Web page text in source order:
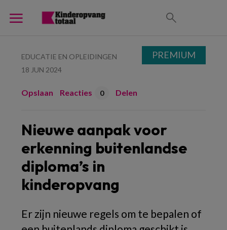
EDUCATIE EN OPLEIDINGEN
18 JUN 2024
Opslaan Reacties 0 Delen
Nieuwe aanpak voor
erkenning buitenlandse
diploma’s in
kinderopvang
Er zijn nieuwe regels om te bepalen of
PREMIUM